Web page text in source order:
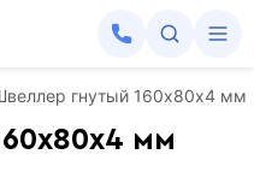
гнутый 160х80х4 мм
мм